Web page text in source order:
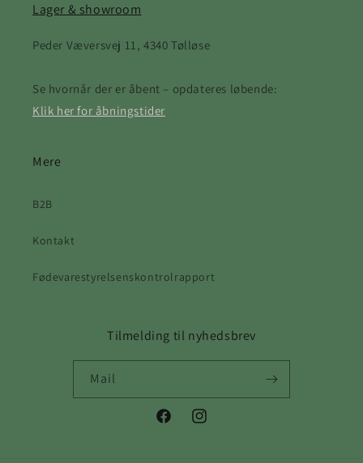
Lager & showroom
Peder Væversvej 11, 4340 Tølløse
Se hvornår der er åbent – opdateres løbende:
Klik her for åbningstider
Mere
B2B
Kontakt
Fødevarestyrelsenskontrolrapport
Tilmelding til nyhedsbrev
Mail
FacebookInstagram